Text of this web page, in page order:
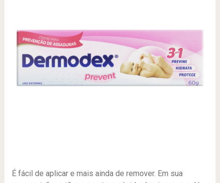
É fácil de aplicar e mais ainda de remover. Em sua